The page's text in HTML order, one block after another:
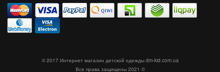
© 2017 Интернет магазин детской одежды dm-kid.com.ua
Все права защищены 2021 ©